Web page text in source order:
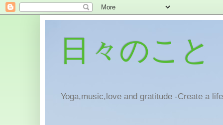
日々のこと
Yoga,music,love and gratitude -Create a